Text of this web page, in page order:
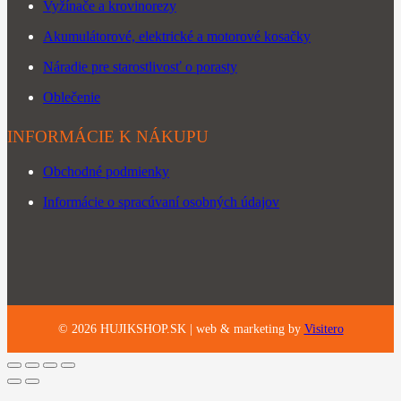
Vyžínače a krovinorezy
Akumulátorové, elektrické a motorové kosačky
Náradie pre starostlivosť o porasty
Oblečenie
INFORMÁCIE K NÁKUPU
Obchodné podmienky
Informácie o spracúvaní osobných údajov
© 2026HUJIKSHOP.SK | web & marketing by Visitero